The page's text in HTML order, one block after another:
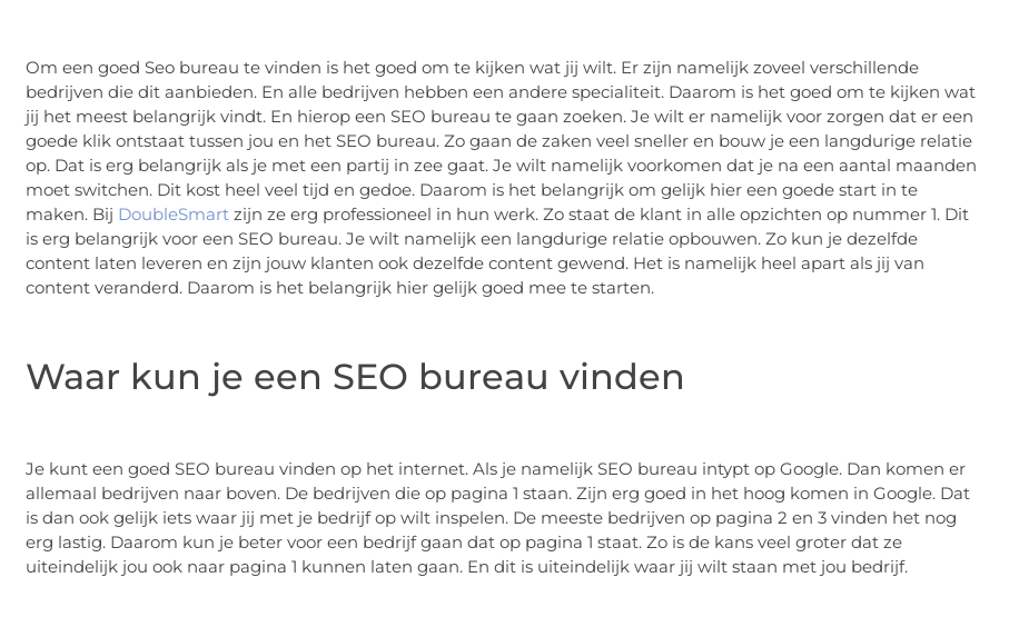
Om een goed Seo bureau te vinden is het goed om te kijken wat jij wilt. Er zijn namelijk zoveel verschillende
bedrijven die dit aanbieden. En alle bedrijven hebben een andere specialiteit. Daarom is het goed om te kijken wat
jij het meest belangrijk vindt. En hierop een SEO bureau te gaan zoeken. Je wilt er namelijk voor zorgen dat er een
goede klik ontstaat tussen jou en het SEO bureau. Zo gaan de zaken veel sneller en bouw je een langdurige relatie
op. Dat is erg belangrijk als je met een partij in zee gaat. Je wilt namelijk voorkomen dat je na een aantal maanden
moet switchen. Dit kost heel veel tijd en gedoe. Daarom is het belangrijk om gelijk hier een goede start in te
maken. Bij DoubleSmart zijn ze erg professioneel in hun werk. Zo staat de klant in alle opzichten op nummer 1. Dit
is erg belangrijk voor een SEO bureau. Je wilt namelijk een langdurige relatie opbouwen. Zo kun je dezelfde
content laten leveren en zijn jouw klanten ook dezelfde content gewend. Het is namelijk heel apart als jij van
content veranderd. Daarom is het belangrijk hier gelijk goed mee te starten.
Waar kun je een SEO bureau vinden
Je kunt een goed SEO bureau vinden op het internet. Als je namelijk SEO bureau intypt op Google. Dan komen er
allemaal bedrijven naar boven. De bedrijven die op pagina 1 staan. Zijn erg goed in het hoog komen in Google. Dat
is dan ook gelijk iets waar jij met je bedrijf op wilt inspelen. De meeste bedrijven op pagina 2 en 3 vinden het nog
erg lastig. Daarom kun je beter voor een bedrijf gaan dat op pagina 1 staat. Zo is de kans veel groter dat ze
uiteindelijk jou ook naar pagina 1 kunnen laten gaan. En dit is uiteindelijk waar jij wilt staan met jou bedrijf.